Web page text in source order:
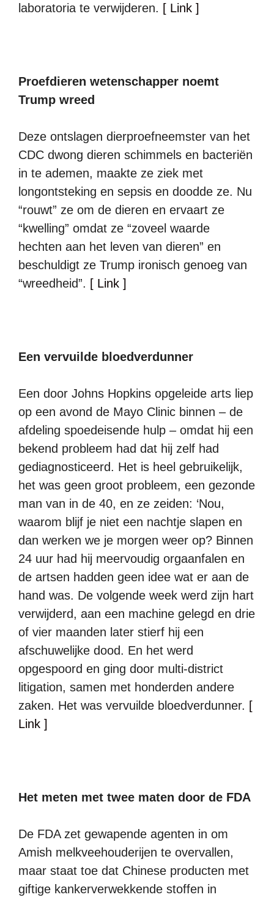
laboratoria te verwijderen. [ Link ]
Proefdieren wetenschapper noemt
Trump wreed
Deze ontslagen dierproefneemster van het
CDC dwong dieren schimmels en bacteriën
in te ademen, maakte ze ziek met
longontsteking en sepsis en doodde ze. Nu
“rouwt” ze om de dieren en ervaart ze
“kwelling” omdat ze “zoveel waarde
hechten aan het leven van dieren” en
beschuldigt ze Trump ironisch genoeg van
“wreedheid”. [ Link ]
Een vervuilde bloedverdunner
Een door Johns Hopkins opgeleide arts liep
op een avond de Mayo Clinic binnen – de
afdeling spoedeisende hulp – omdat hij een
bekend probleem had dat hij zelf had
gediagnosticeerd. Het is heel gebruikelijk,
het was geen groot probleem, een gezonde
man van in de 40, en ze zeiden: ‘Nou,
waarom blijf je niet een nachtje slapen en
dan werken we je morgen weer op? Binnen
24 uur had hij meervoudig orgaanfalen en
de artsen hadden geen idee wat er aan de
hand was. De volgende week werd zijn hart
verwijderd, aan een machine gelegd en drie
of vier maanden later stierf hij een
afschuwelijke dood. En het werd
opgespoord en ging door multi-district
litigation, samen met honderden andere
zaken. Het was vervuilde bloedverdunner. [
Link ]
Het meten met twee maten door de FDA
De FDA zet gewapende agenten in om
Amish melkveehouderijen te overvallen,
maar staat toe dat Chinese producten met
giftige kankerverwekkende stoffen in